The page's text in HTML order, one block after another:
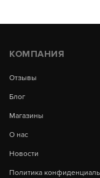
КОМПАНИЯ
Отзывы
Блог
Магазины
О нас
Новости
Политика